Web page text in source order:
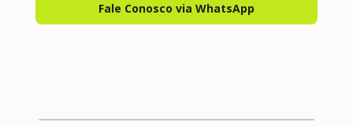
Fale Conosco via WhatsApp